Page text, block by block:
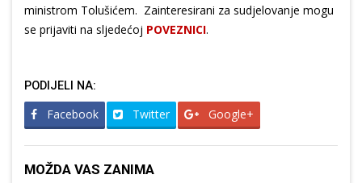
ministrom Tolušićem. Zainteresirani za sudjelovanje mogu
se prijaviti na sljedećoj POVEZNICI.
PODIJELI NA:
Facebook Twitter Google+
MOŽDA VAS ZANIMA